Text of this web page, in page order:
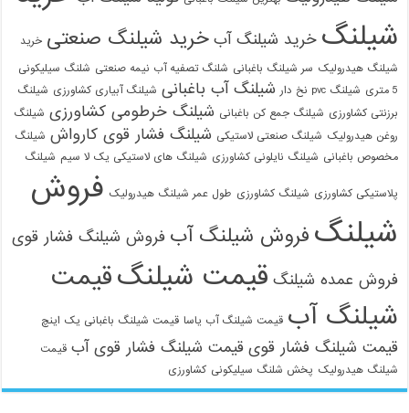
شیلنگ خرید شیلنگ آب خرید شیلنگ صنعتی خرید
شیلنگ هیدرولیک سر شیلنگ باغبانی شلنگ تصفیه آب نیمه صنعتی شلنگ سیلیکونی
5 متری
شیلنگ pvc نخ دار شیلنگ آب باغبانی شیلنگ آبیاری کشاورزی شیلنگ
برزنتی کشاورزی شیلنگ جمع کن باغبانی شیلنگ خرطومی کشاورزی شیلنگ
روغن هیدرولیک شیلنگ صنعتی لاستیکی شیلنگ فشار قوی کارواش شیلنگ
مخصوص باغبانی شیلنگ نایلونی کشاورزی شیلنگ های لاستیکی یک لا سیم شیلنگ
پلاستیکی کشاورزی شیلنگ کشاورزی طول عمر شیلنگ هیدرولیک فروش
شیلنگ فروش شیلنگ آب فروش شیلنگ فشار قوی
فروش عمده شیلنگ قیمت شیلنگقیمت
شیلنگ آب قیمت شیلنگ آب یاسا قیمت شیلنگ باغبانی یک اینچ
قیمت شیلنگ فشار قوی قیمت شیلنگ فشار قوی آب قیمت
شیلنگ هیدرولیک پخش شلنگ سیلیکونی کشاورزی